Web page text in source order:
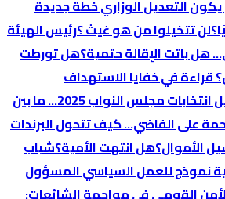
التعديل الوزاري خطة جديدة
لن تتخيلوا من هو غيث ؟رئيس الهيئة
هل باتت الإقالة حتمية؟هل تورطت
في خفايا الاستهداف
شائعات تأجيل انتخابات مجلس النواب 2025… ما بين
على الفاضي… كيف تتحول البرندات
الأموال؟هل انتهت الأمية؟شباب
نموذج للعمل السياسي المسؤول